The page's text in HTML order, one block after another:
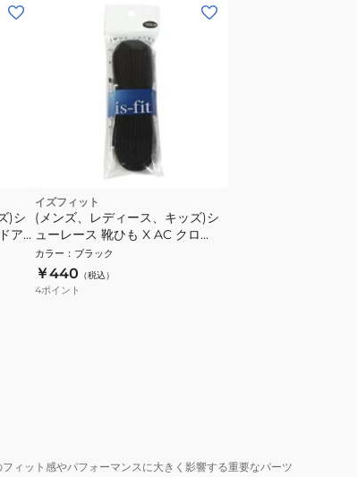
)シ
ア
イズフィット
(メンズ、レディース、キッズ)シ
ューレース 靴ひも X AC クロ
150cm
カラー ： ブラック
￥440 （税込）
4ポイント
ィット感やパフォーマンスに大きく影響する重要なパーツ